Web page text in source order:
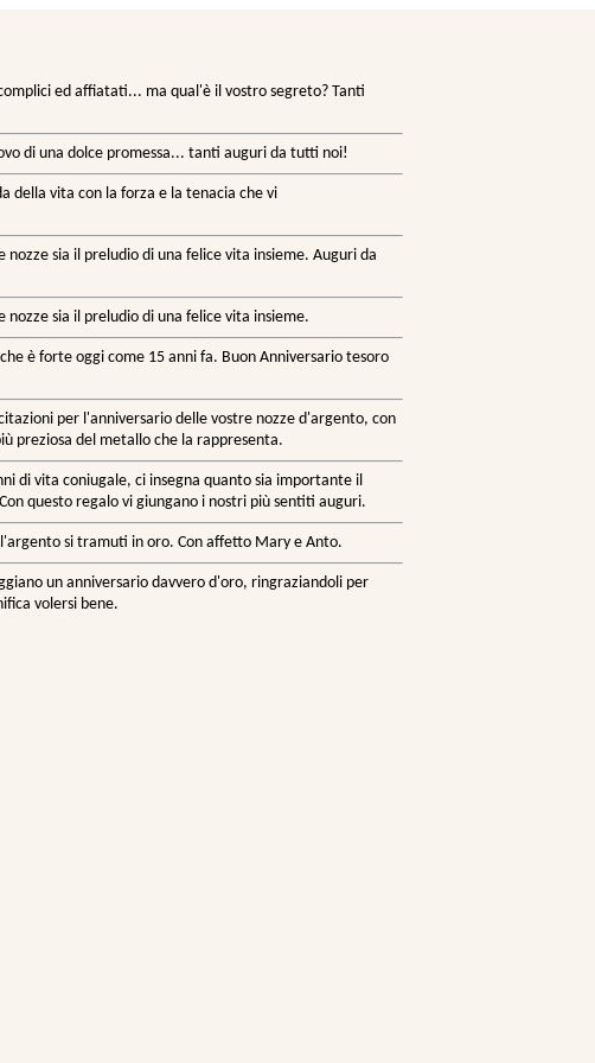
ed affiatati... ma qual'è il vostro segreto? Tanti
di una dolce promessa... tanti auguri da tutti noi!
della vita con la forza e la tenacia che vi
sia il preludio di una felice vita insieme. Auguri da
sia il preludio di una felice vita insieme.
è forte oggi come 15 anni fa. Buon Anniversario tesoro
per l'anniversario delle vostre nozze d'argento, con
preziosa del metallo che la rappresenta.
di vita coniugale, ci insegna quanto sia importante il
questo regalo vi giungano i nostri più sentiti auguri.
si tramuti in oro. Con affetto Mary e Anto.
un anniversario davvero d'oro, ringraziandoli per
volersi bene.